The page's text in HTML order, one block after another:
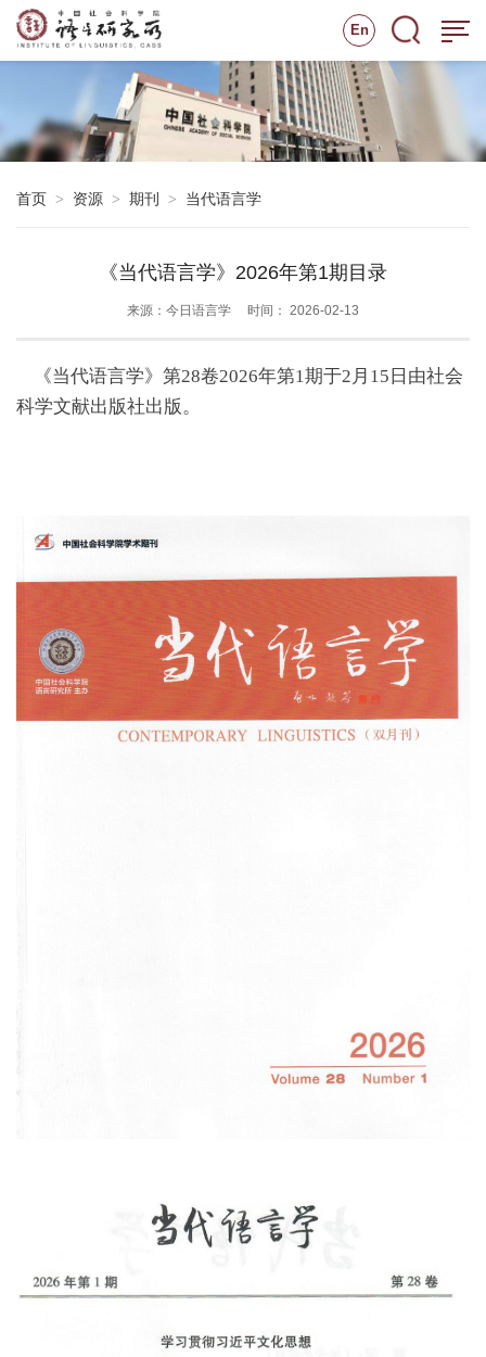
En
首页 > 资源 > 期刊 > 当代语言学
《当代语言学》2026年第1期目录
来源：今日语言学 时间： 2026-02-13
《当代语言学》第28卷2026年第1期于2月15日由社会
科学文献出版社出版。